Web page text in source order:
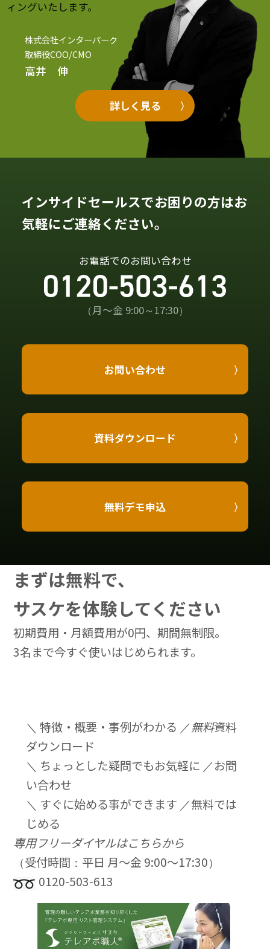
ィングいたします。
株式会社インターパーク
取締役COO/CMO
高井 伸
詳しく見る
インサイドセールスでお困りの方はお
気軽にご連絡ください。
お電話でのお問い合わせ
（月〜金 9:00～17:30）
お問い合わせ
資料ダウンロード
無料デモ申込
まずは無料で、
サスケを体験してください
初期費用・月額費用が0円、期間無制限。
3名まで今すぐ使いはじめられます。
＼ 特徴・概要・事例がわかる ／無料資料
ダウンロード
＼ ちょっとした疑問でもお気軽に ／お問
い合わせ
＼ すぐに始める事ができます ／無料では
じめる
専用フリーダイヤルはこちらから
（受付時間：平日 月〜金 9:00〜17:30）
0120-503-613